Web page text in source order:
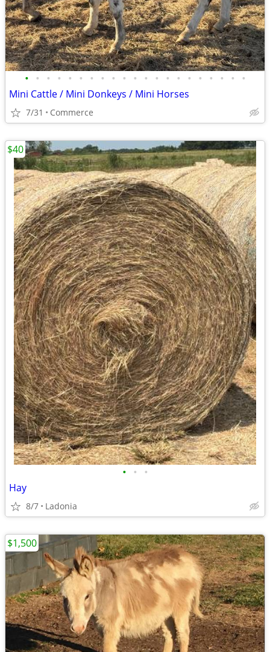
• • • • • • • • • • • • • • • • • • • • •
Mini Cattle / Mini Donkeys / Mini Horses
7/31 Commerce
• • •
Hay
8/7 Ladonia
$40
$1,500